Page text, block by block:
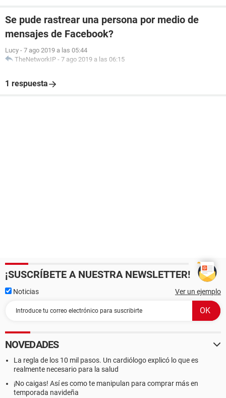
Se pude rastrear una persona por medio de
mensajes de Facebook?
Lucy - 7 ago 2019 a las 05:44
TheNetworkIP - 7 ago 2019 a las 06:15
1 respuesta
¡SUSCRÍBETE A NUESTRA NEWSLETTER!
Noticias Ver un ejemplo
NOVEDADES
La regla de los 10 mil pasos. Un cardiólogo explicó lo que es
realmente necesario para la salud
¡No caigas! Así es como te manipulan para comprar más en
temporada navideña